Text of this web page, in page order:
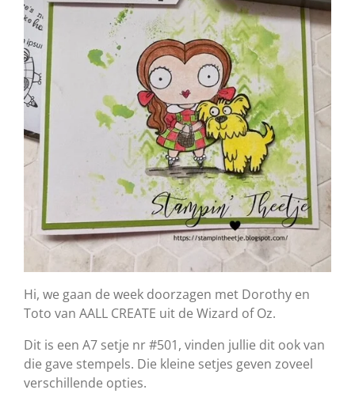
Hi, we gaan de week doorzagen met Dorothy en
Toto van AALL CREATE uit de Wizard of Oz.
Dit is een A7 setje nr #501, vinden jullie dit ook van
die gave stempels. Die kleine setjes geven zoveel
verschillende opties.